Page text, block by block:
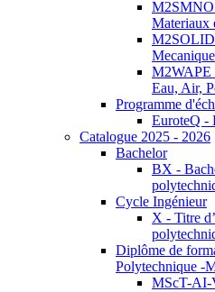
M2SMNO
Materiaux
M2WAPE
Eau, Air,
Programme
EuroteQ -
Catalogue 2025 - 2026
Bachelor
BX -
Cycle Ingénieur
X - Titre
Diplôme de
Polytechnique -
MScT-AI-